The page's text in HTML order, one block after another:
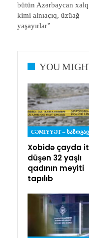
bütün Azərbaycan
kimi alnıaçıq, üzüağ
yaşayırlar”
YOU
Xobidə çayda
düşən 32 yaşlı
qadının meyiti
tapılıb